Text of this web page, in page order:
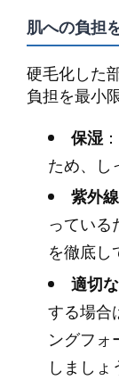
肌への負担
硬毛化した
負担を最小
保湿
ため、し
紫外
っている
を徹底し
適切
する場合
ングフォ
しまし